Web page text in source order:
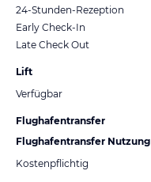
24-Stunden-Rezeption
Early Check-In
Late Check Out
Lift
Verfügbar
Flughafentransfer
Flughafentransfer Nutzung
Kostenpflichtig